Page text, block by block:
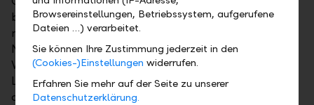
bisher die Division Institutional Clients. Im Zuge der
neuen strategischen Ausrichtung der Gruppe wurde
Natalie Flatz mit der Leitung des International
Wealth Managements betraut. Österreich ist neben
Liechtenstein und der Schweiz der dritte Heimmarkt
der Gruppe.
Browsereinstellungen, Betriebssystem, aufgerufene
Dateien …) verarbeitet.
Sie können Ihre Zustimmung jederzeit in den
(Cookies-)Einstellungen widerrufen.
Erfahren Sie mehr auf der Seite zu unserer
Datenschutzerklärung.